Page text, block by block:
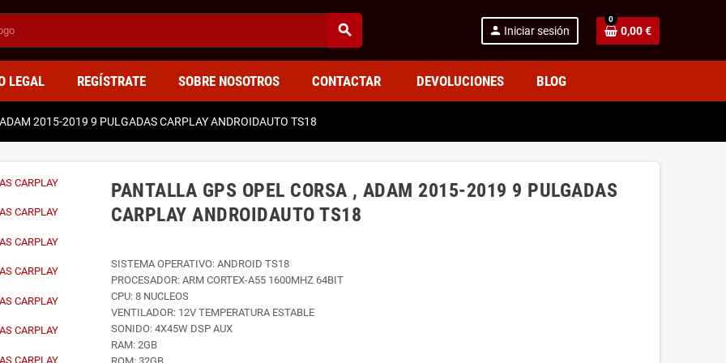
search person Iniciar sesión
0
0,00 €
LEGAL REGÍSTRATE SOBRE NOSOTROS CONTACTAR DEVOLUCIONES BLOG
2015-2019 9 PULGADAS CARPLAY ANDROIDAUTO TS18
PANTALLA GPS OPEL CORSA , ADAM 2015-2019 9 PULGADAS
CARPLAY ANDROIDAUTO TS18
SISTEMA OPERATIVO: ANDROID TS18
PROCESADOR: ARM CORTEX-A55 1600MHZ 64BIT
CPU: 8 NUCLEOS
VENTILADOR: 12V TEMPERATURA ESTABLE
SONIDO: 4X45W DSP AUX
RAM: 2GB